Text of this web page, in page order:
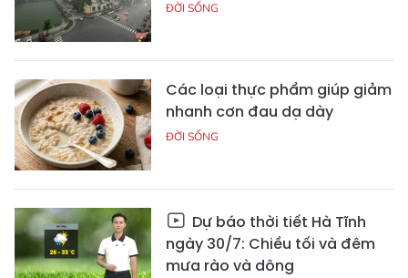
ĐỜI SỐNG
Các loại thực phẩm giúp giảm
nhanh cơn đau dạ dày
ĐỜI SỐNG
Dự báo thời tiết Hà Tĩnh
ngày 30/7: Chiều tối và đêm
mưa rào và dông